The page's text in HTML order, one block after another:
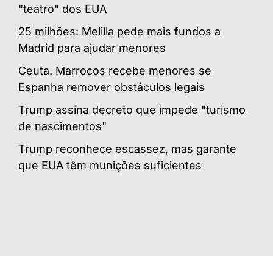
"teatro" dos EUA
25 milhões: Melilla pede mais fundos a
Madrid para ajudar menores
Ceuta. Marrocos recebe menores se
Espanha remover obstáculos legais
Trump assina decreto que impede "turismo
de nascimentos"
Trump reconhece escassez, mas garante
que EUA têm munições suficientes